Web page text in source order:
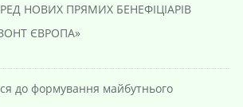
НОВИХ ПРЯМИХ БЕНЕФІЦІАРІВ
ЄВРОПА»
до формування майбутнього